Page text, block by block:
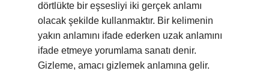
dörtlükte bir eşsesliyi iki gerçek anlamı
olacak şekilde kullanmaktır. Bir kelimenin
yakın anlamını ifade ederken uzak anlamını
ifade etmeye yorumlama sanatı denir.
Gizleme, amacı gizlemek anlamına gelir.